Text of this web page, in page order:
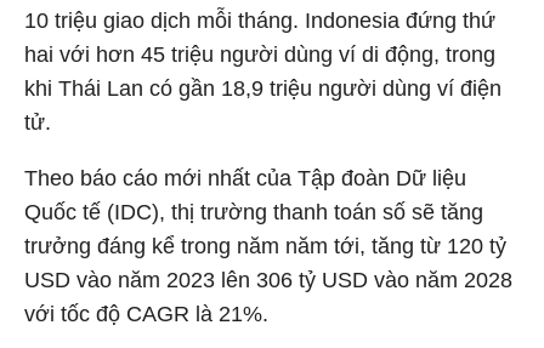
10 triệu giao dịch mỗi tháng. Indonesia đứng thứ
hai với hơn 45 triệu người dùng ví di động, trong
khi Thái Lan có gần 18,9 triệu người dùng ví điện
tử.
Theo báo cáo mới nhất của Tập đoàn Dữ liệu
Quốc tế (IDC), thị trường thanh toán số sẽ tăng
trưởng đáng kể trong năm năm tới, tăng từ 120 tỷ
USD vào năm 2023 lên 306 tỷ USD vào năm 2028
với tốc độ CAGR là 21%.